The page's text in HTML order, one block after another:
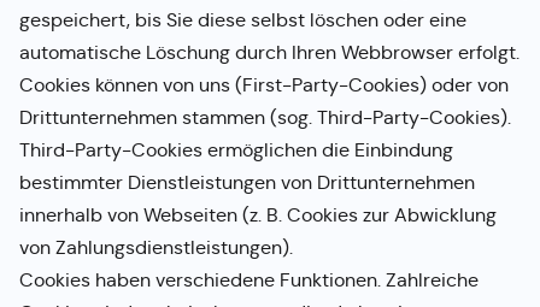
gespeichert, bis Sie diese selbst löschen oder eine
automatische Löschung durch Ihren Webbrowser erfolgt.
Cookies können von uns (First-Party-Cookies) oder von
Drittunternehmen stammen (sog. Third-Party-Cookies).
Third-Party-Cookies ermöglichen die Einbindung
bestimmter Dienstleistungen von Drittunternehmen
innerhalb von Webseiten (z. B. Cookies zur Abwicklung
von Zahlungsdienstleistungen).
Cookies haben verschiedene Funktionen. Zahlreiche